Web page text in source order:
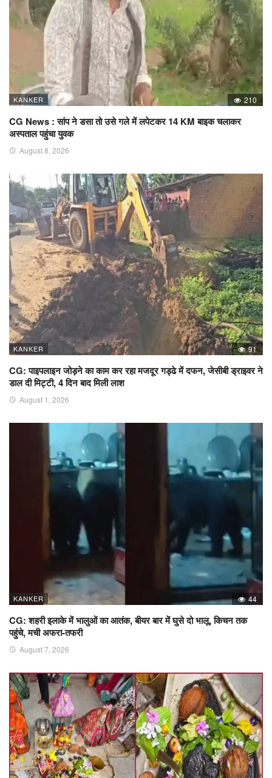
KANKER 210
CG News : सांप ने डसा तो उसे गले में लपेटकर 14 KM बाइक चलाकर
अस्पताल पहुंचा युवक
August 8, 2026
KANKER 91
CG: पाइपलाइन जोड़ने का काम कर रहा मजदूर गड्ढे में दफन, जेसीबी ड्राइवर ने
डाल दी मिट्टी, 4 दिन बाद मिली लाश
August 1, 2026
KANKER 44
CG: शहरी इलाके में भालुओं का आतंक, बीयर बार में घुसे दो भालू, किचन तक
पहुंचे, मची अफरा-तफरी
August 7, 2026